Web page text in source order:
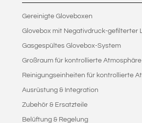
Gereinigte Gloveboxen
Glovebox mit Negativdruck-gefilterter
Gasgespültes Glovebox-System
Großraum für kontrollierte Atmosphäre
Reinigungseinheiten für kontrollierte
Ausrüstung & Integration
Zubehör & Ersatzteile
Belüftung & Regelung